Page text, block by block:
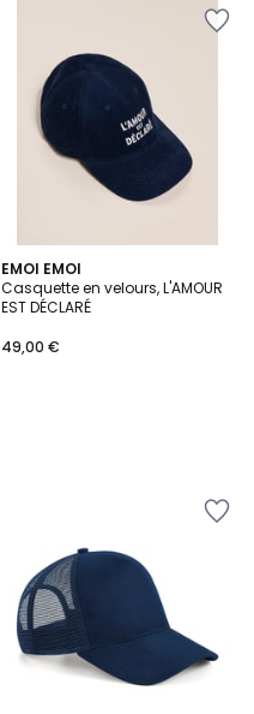
EMOI EMOI
Casquette en velours, L'AMOUR
EST DÉCLARÉ
49,00 €